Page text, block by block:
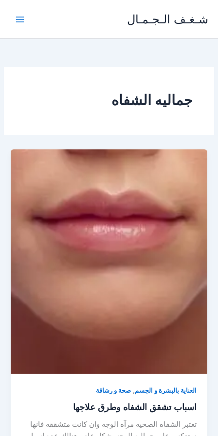
شـغـف الـجـمـال
جماليه الشفاه
العناية بالبشرة و الجسم,صحة و رشاقة
اسباب تشقق الشفاه وطرق علاجها
تعتبر الشفاه الصحيه مرآه الوجه وان كانت متشققه فانها